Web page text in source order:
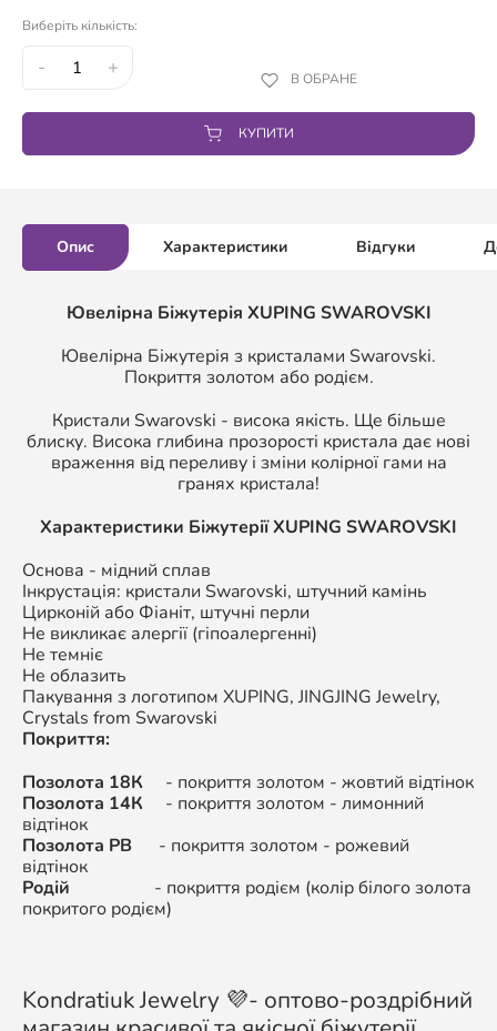
Виберіть кількість:
- + В ОБРАНЕ
КУПИТИ
Опис Характеристики Відгуки
Ювелірна Біжутерія XUPING SWAROVSKI
Ювелірна Біжутерія з кристалами Swarovski.
Покриття золотом або родієм.
Кристали Swarovski - висока якість. Ще більше
блиску. Висока глибина прозорості кристала дає нові
враження від переливу і зміни колірної гами на
гранях кристала!
Характеристики БіжутеріїXUPING SWAROVSKI
Основа - мідний сплав
Інкрустація: кристали Swarovski, штучний камінь
Цирконій або Фіаніт, штучні перли
Не викликає алергії (гіпоалергенні)
Не темніє
Не облазить
Пакування з логотипом XUPING, JINGJING Jewelry,
Crystals from Swarovski
Покриття:
Позолота 18К - покриття золотом - жовтий відтінок
Позолота 14К - покриття золотом - лимонний
відтінок
Позолота РВ - покриття золотом - рожевий
відтінок
Родій - покриття родієм (колір білого золота
покритого родієм)
Kondratiuk Jewelry 💜- оптово-роздрібний